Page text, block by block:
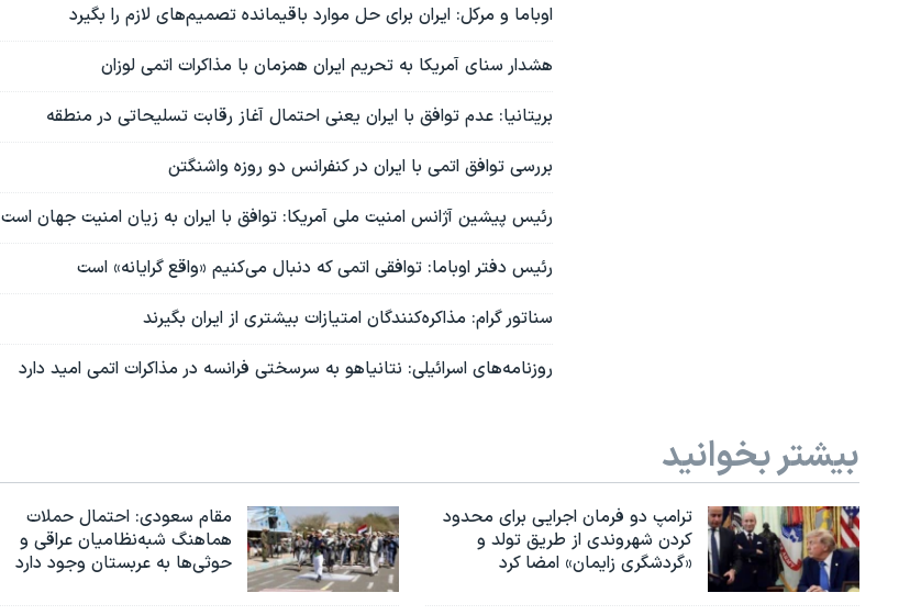
اوباما و مرکل: ایران برای حل موارد باقیمانده تصمیم‌های لازم را بگیرد
هشدار سنای آمریکا به تحریم ایران همزمان با مذاکرات اتمی لوزان
بریتانیا: عدم توافق با ایران یعنی احتمال آغاز رقابت تسلیحاتی در منطقه
بررسی توافق اتمی با ایران در کنفرانس دو روزه واشنگتن
رئیس پیشین آژانس امنیت ملی آمریکا: توافق با ایران به زیان امنیت جهان است
رئیس دفتر اوباما: توافقی اتمی که دنبال می‌کنیم «واقع گرایانه» است
سناتور گرام: مذاکره‌کنندگان امتیازات بیشتری از ایران بگیرند
روزنامه‌های اسرائیلی: نتانیاهو به سرسختی فرانسه در مذاکرات اتمی امید دارد
بیشتر بخوانید
ترامپ دو فرمان اجرایی برای محدود
کردن شهروندی از طریق تولد و
«گردشگری زایمان» امضا کرد
مقام سعودی: احتمال حملات
هماهنگ شبه‌نظامیان عراقی و
حوثی‌ها به عربستان وجود دارد